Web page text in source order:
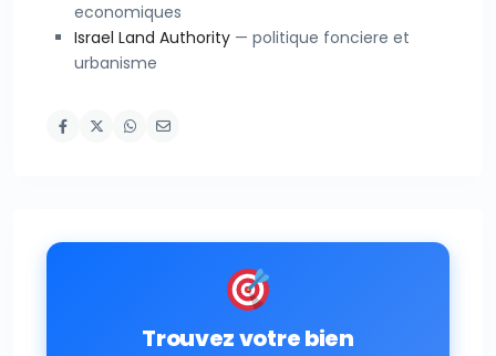
economiques
Israel Land Authority — politique fonciere et
urbanisme
Trouvez votre bien